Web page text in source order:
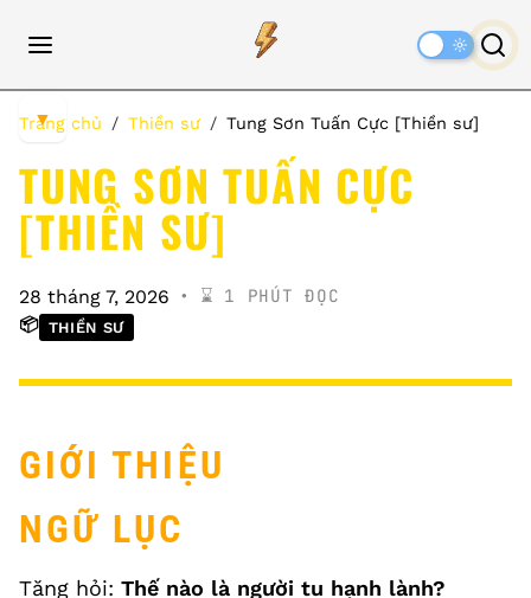
Trang chủ Thiền sư Tung Sơn Tuấn Cực [Thiền sư]
TUNG SƠN TUẤN CỰC
[THIỀN SƯ]
28 tháng 7, 2026 ⌛️ 1 PHÚT ĐỌC
📦 THIỀN SƯ
GIỚI THIỆU
NGỮ LỤC
Tăng hỏi: Thế nào là người tu hạnh lành?
▼